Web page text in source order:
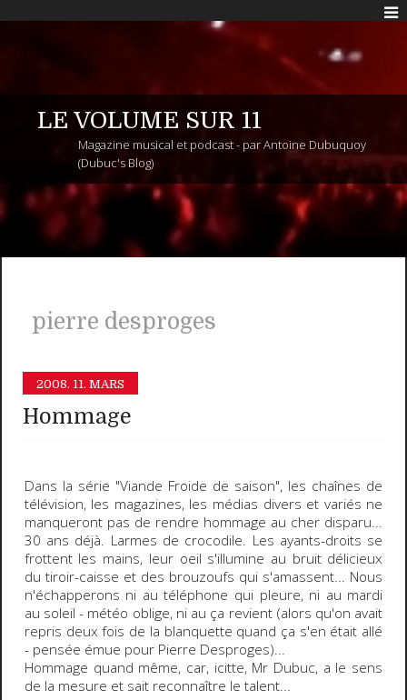
LE VOLUME SUR 11
Magazine musical et podcast - par Antoine Dubuquoy
(Dubuc's Blog)
pierre desproges
2008. 11. MARS
Hommage
Dans la série "Viande Froide de saison", les chaînes de
télévision, les magazines, les médias divers et variés ne
manqueront pas de rendre hommage au cher disparu...
30 ans déjà. Larmes de crocodile. Les ayants-droits se
frottent les mains, leur oeil s'illumine au bruit délicieux
du tiroir-caisse et des brouzoufs qui s'amassent... Nous
n'échapperons ni autéléphone qui pleure, ni au mardi
au soleil - météo oblige, ni au ça revient(alors qu'on avait
repris deux fois de la blanquette quand ça s'en était allé
- pensée émue pour Pierre Desproges)...
Hommage quand même, car, icitte, Mr Dubuc, a le sens
de la mesure et sait reconnaître le talent...